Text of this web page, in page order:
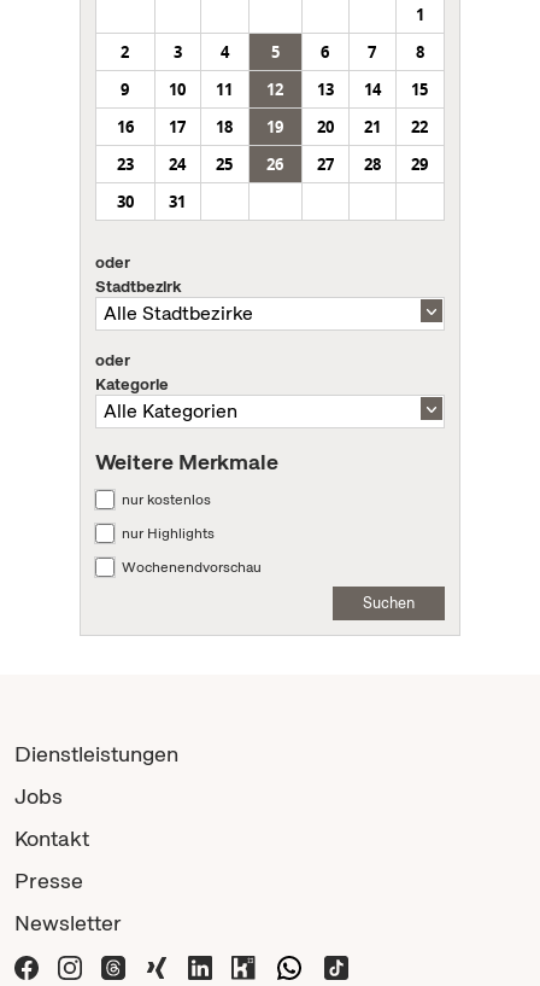
1
2
3 4 5 6 7
8
9
10 11 12 13 14
15
16
17 18 19 20 21
22
23
24 25 26 27 28
29
30
31
oder
Stadtbezirk
oder
Kategorie
Weitere Merkmale
nur kostenlos
nur Highlights
Wochenendvorschau
Suchen
Dienstleistungen
Jobs
Kontakt
Presse
Newsletter